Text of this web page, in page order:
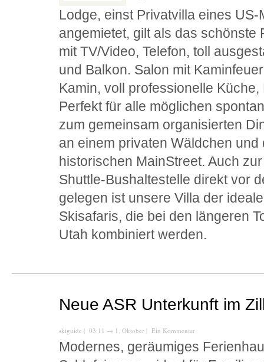
Lodge, einst Privatvilla eines
angemietet, gilt als das
mit TV/Video, Telefon, toll
und Balkon. Salon mit
Kamin, voll professionelle
Perfekt für alle möglichen
zum gemeinsam organisierten
an einem privaten Wäldchen
historischen MainStreet. Auch
Shuttle-Bushaltestelle direkt vor
gelegen ist unsere Villa der
Skisafaris, die bei den längeren
Utah kombiniert werden.
Neue ASR Unterkunft im
skiguide | 03:11 → 1. Oktober | Ein Kommentar
Modernes, geräumiges